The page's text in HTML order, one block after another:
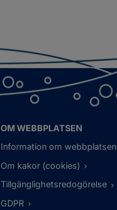
OM WEBBPLATSEN
Information om webbplatsen
Om kakor (cookies)
Tillgänglighetsredogörelse
GDPR